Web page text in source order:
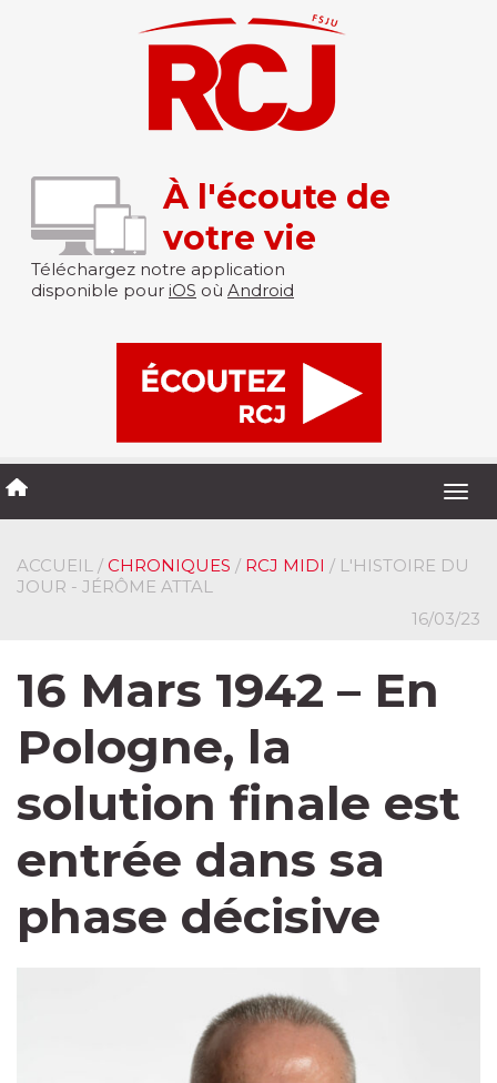
À l'écoute de
votre vie
Téléchargez notre application
disponible pour iOS où Android
ACCUEIL / CHRONIQUES / RCJ MIDI / L'HISTOIRE DU
JOUR - JÉRÔME ATTAL
16/03/23
16 Mars 1942 – En
Pologne, la
solution finale est
entrée dans sa
phase décisive